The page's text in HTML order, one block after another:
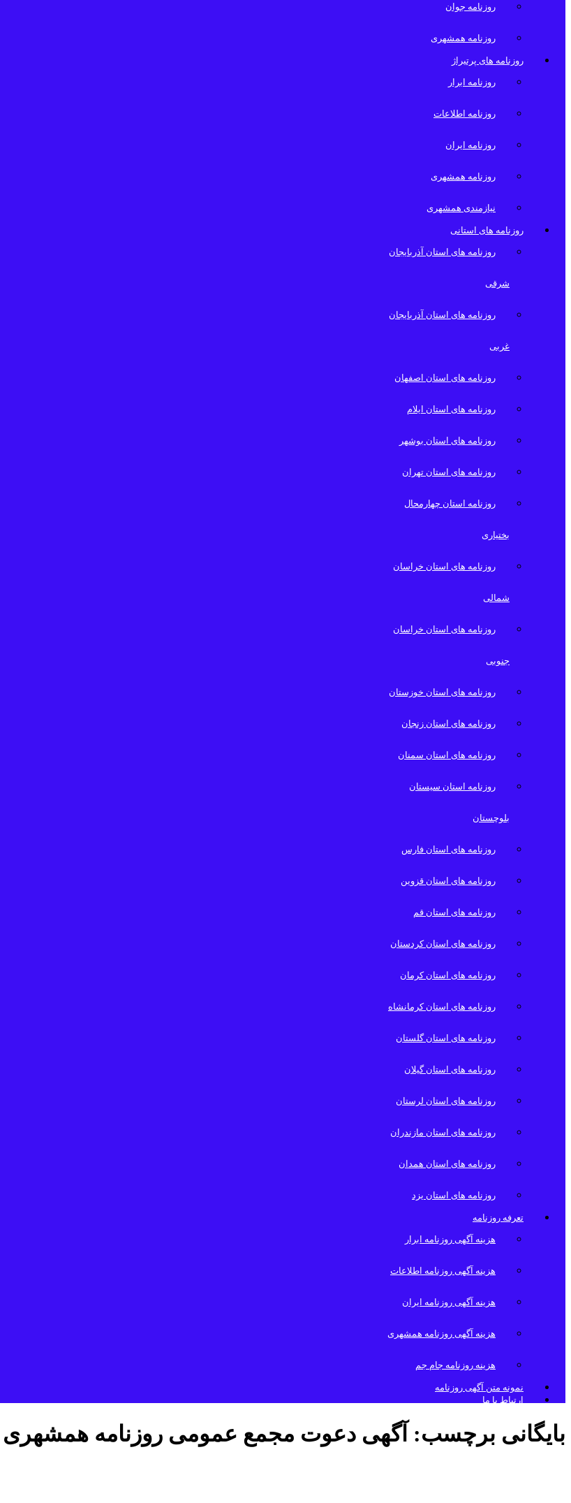
روزنامه جوان
روزنامه همشهری
روزنامه های پرتیراژ
روزنامه ابرار
روزنامه اطلاعات
روزنامه ایران
روزنامه همشهری
نیازمندی همشهری
روزنامه های استانی
روزنامه های استان آذربایجان
شرقی
روزنامه های استان آذربایجان
غربی
روزنامه های استان اصفهان
روزنامه های استان ایلام
روزنامه های استان بوشهر
روزنامه های استان تهران
روزنامه استان چهارمحال
بختیاری
روزنامه های استان خراسان
شمالی
روزنامه های استان خراسان
جنوبی
روزنامه های استان خوزستان
روزنامه های استان زنجان
روزنامه های استان سمنان
روزنامه استان سیستان
بلوچستان
روزنامه های استان فارس
روزنامه های استان قزوین
روزنامه های استان قم
روزنامه های استان کردستان
روزنامه های استان کرمان
روزنامه های استان کرمانشاه
روزنامه های استان گلستان
روزنامه های استان گیلان
روزنامه های استان لرستان
روزنامه های استان مازندران
روزنامه های استان همدان
روزنامه های استان یزد
تعرفه روزنامه
هزینه آگهی روزنامه ابرار
هزینه آگهی روزنامه اطلاعات
هزینه آگهی روزنامه ایران
هزینه آگهی روزنامه همشهری
هزینه روزنامه جام جم
نمونه متن آگهی روزنامه
ارتباط با ما
بایگانی برچسب: آگهی دعوت مجمع عمومی روزنامه همشهری